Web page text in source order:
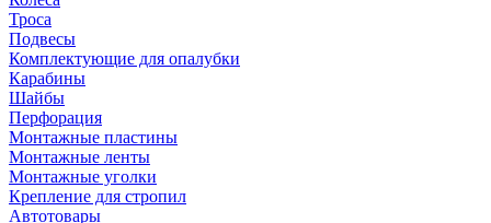
Троса
Подвесы
Комплектующие для опалубки
Карабины
Шайбы
Перфорация
Монтажные пластины
Монтажные ленты
Монтажные уголки
Крепление для стропил
Автотовары